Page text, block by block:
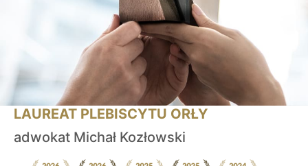
LAUREAT PLEBISCYTU ORŁY
adwokat Michał Kozłowski